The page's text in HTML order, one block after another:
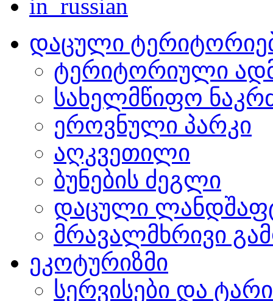
in_russian
დაცული
ტერიტორიული
სახელმწიფო
ეროვნული პარკი
აღკვეთილი
ბუნების ძეგლი
დაცული
მრავალმხრივი
ეკოტურიზმი
სერვისები და